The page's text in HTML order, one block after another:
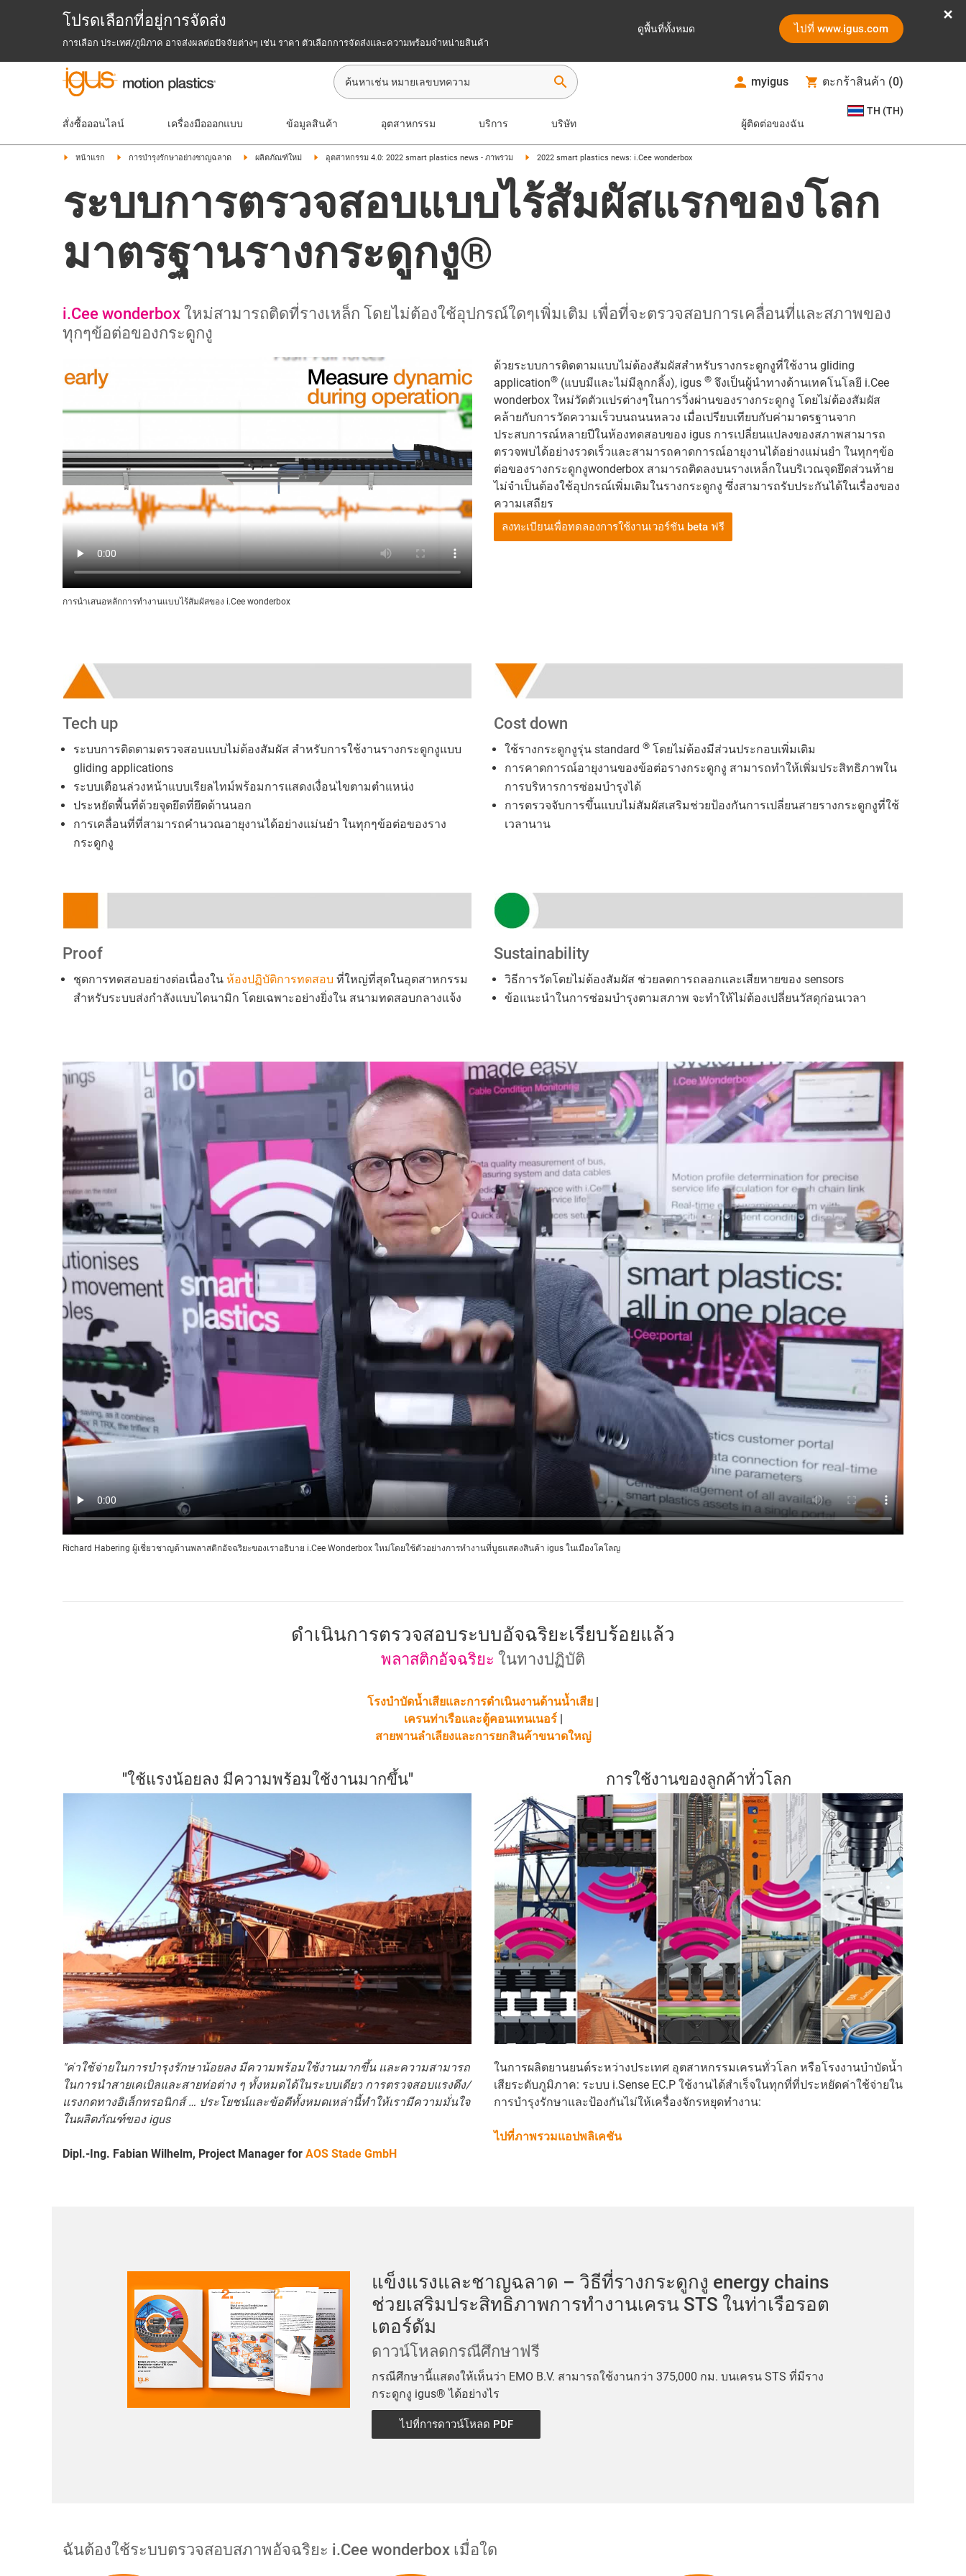
โปรดเลือกที่อยู่การจัดส่ง
การเลือก ประเทศ/ภูมิภาค อาจส่งผลต่อปัจจัยต่างๆ เช่น ราคา ตัวเลือกการจัดส่งและความพร้อมจำหน่ายสินค้า
ดูพื้นที่ทั้งหมด ไปที่ www.igus.com
search myigus ตะกร้าสินค้า (0)
สั่งซื้อออนไลน์ เครื่องมือออกแบบ ข้อมูลสินค้า อุตสาหกรรม บริการ บริษัท ผู้ติดต่อของฉัน
TH (TH)
หน้าแรก การบำรุงรักษาอย่างชาญฉลาด ผลิตภัณฑ์ใหม่ อุตสาหกรรม 4.0: 2022 smart plastics news - ภาพรวม 2022 smart plastics news: i.Cee wonderbox
ระบบการตรวจสอบแบบไร้สัมผัสแรกของโลก​
มาตรฐานรางกระดูกงู®
i.Cee wonderbox ใหม่สามารถติดที่รางเหล็ก โดยไม่ต้องใช้อุปกรณ์ใดๆเพิ่มเติม เพื่อที่จะตรวจสอบการเคลื่อนที่และสภาพของ
ทุกๆข้อต่อของกระดูกงู
การนำเสนอหลักการทำงานแบบไร้สัมผัสของ i.Cee wonderbox
ด้วยระบบการติดตามแบบไม่ต้องสัมผัสสำหรับรางกระดูกงูที่ใช้งาน gliding
application® (แบบมีและไม่มีลูกกลิ้ง), igus ® จึงเป็นผู้นำทางด้านเทคโนโลยี i.Cee
wonderbox ใหม่วัดตัวแปรต่างๆในการวิ่งผ่านของรางกระดูกงู โดยไม่ต้องสัมผัส
คล้ายกับการวัดความเร็วบนถนนหลวง เมื่อเปรียบเทียบกับค่ามาตรฐานจาก
ประสบการณ์หลายปีในห้องทดสอบของ igus การเปลี่ยนแปลงของสภาพสามารถ
ตรวจพบได้อย่างรวดเร็วและสามารถคาดการณ์อายุงานได้อย่างแม่นยำ ในทุกๆข้อ
ต่อของรางกระดูกงูwonderbox สามารถติดลงบนรางเหล็กในบริเวณจุดยึดส่วนท้าย
ไม่จำเป็นต้องใช้อุปกรณ์เพิ่มเติมในรางกระดูกงู ซึ่งสามารถรับประกันได้ในเรื่องของ
ความเสถียร
ลงทะเบียนเพื่อทดลองการใช้งานเวอร์ชัน beta ฟรี
Tech up
ระบบการติดตามตรวจสอบแบบไม่ต้องสัมผัส สำหรับการใช้งานรางกระดูกงูแบบ
gliding applications
ระบบเตือนล่วงหน้าแบบเรียลไทม์พร้อมการแสดงเงื่อนไขตามตำแหน่ง
ประหยัดพื้นที่ด้วยจุดยึดที่ยึดด้านนอก
การเคลื่อนที่ที่สามารถคำนวณอายุงานได้อย่างแม่นยำ ในทุกๆข้อต่อของราง
กระดูกงู
Cost down
ใช้รางกระดูกงูรุ่น standard ® โดยไม่ต้องมีส่วนประกอบเพิ่มเติม
การคาดการณ์อายุงานของข้อต่อรางกระดูกงู สามารถทำให้เพิ่มประสิทธิภาพใน
การบริหารการซ่อมบำรุงได้
การตรวจจับการขึ้นแบบไม่สัมผัสเสริมช่วยป้องกันการเปลี่ยนสายรางกระดูกงูที่ใช้
เวลานาน
Proof
ชุดการทดสอบอย่างต่อเนื่องใน ห้องปฏิบัติการทดสอบ ที่ใหญ่ที่สุดในอุตสาหกรรม
สำหรับระบบส่งกำลังแบบไดนามิก โดยเฉพาะอย่างยิ่งใน สนามทดสอบกลางแจ้ง
Sustainability
วิธีการวัดโดยไม่ต้องสัมผัส ช่วยลดการถลอกและเสียหายของ sensors
ข้อแนะนำในการซ่อมบำรุงตามสภาพ จะทำให้ไม่ต้องเปลี่ยนวัสดุก่อนเวลา
Richard Habering ผู้เชี่ยวชาญด้านพลาสติกอัจฉริยะของเราอธิบาย i.Cee Wonderbox ใหม่โดยใช้ตัวอย่างการทำงานที่บูธแสดงสินค้า igus ในเมืองโคโลญ
ดำเนินการตรวจสอบระบบอัจฉริยะเรียบร้อยแล้ว
พลาสติกอัจฉริยะ ในทางปฏิบัติ
โรงบำบัดน้ำเสียและการดำเนินงานด้านน้ำเสีย
เครนท่าเรือและตู้คอนเทนเนอร์
สายพานลำเลียงและการยกสินค้าขนาดใหญ่
"ใช้แรงน้อยลง มีความพร้อมใช้งานมากขึ้น"
"ค่าใช้จ่ายในการบำรุงรักษาน้อยลง มีความพร้อมใช้งานมากขึ้น และความสามารถ
ในการนำสายเคเบิลและสายท่อต่าง ๆ ทั้งหมดได้ในระบบเดียว การตรวจสอบแรงดึง/
แรงกดทางอิเล็กทรอนิกส์ … ประโยชน์และข้อดีทั้งหมดเหล่านี้ทำให้เรามีความมั่นใจ
ในผลิตภัณฑ์ของ igus
Dipl.-Ing. Fabian Wilhelm, Project Manager for AOS Stade GmbH
การใช้งานของลูกค้าทั่วโลก
ในการผลิตยานยนต์ระหว่างประเทศ อุตสาหกรรมเครนทั่วโลก หรือโรงงานบำบัดน้ำ
เสียระดับภูมิภาค: ระบบ i.Sense EC.P ใช้งานได้สำเร็จในทุกที่ที่ประหยัดค่าใช้จ่ายใน
การบำรุงรักษาและป้องกันไม่ให้เครื่องจักรหยุดทำงาน:
ไปที่ภาพรวมแอปพลิเคชัน
แข็งแรงและชาญฉลาด – วิธีที่รางกระดูกงู energy chains
ช่วยเสริมประสิทธิภาพการทำงานเครน STS ในท่าเรือรอต
เตอร์ดัม
ดาวน์โหลดกรณีศึกษาฟรี
กรณีศึกษานี้แสดงให้เห็นว่า EMO B.V. สามารถใช้งานกว่า 375,000 กม. บนเครน STS ที่มีราง
กระดูกงู igus® ได้อย่างไร
ไปที่การดาวน์โหลด PDF
ฉันต้องใช้ระบบตรวจสอบสภาพอัจฉริยะ i.Cee wonderbox เมื่อใด